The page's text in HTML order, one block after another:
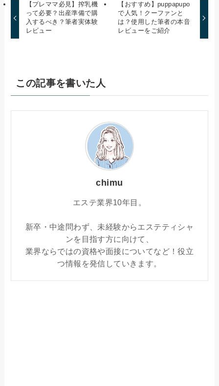
【プレママ必見】搾乳機
って必要？出産準備で購
入するべき？筆者実体験
レビュー
【おすすめ】puppapupo
で人気！クーファンと
は？使用した筆者の本音
レビューをご紹介
この記事を書いた人
chimu
エステ業界10年目。
新卒・中途問わず、未経験からエステティシャ
ンを目指す方に向けて、
業界ならではの資格や面接についてなど！役立
つ情報を発信していきます。